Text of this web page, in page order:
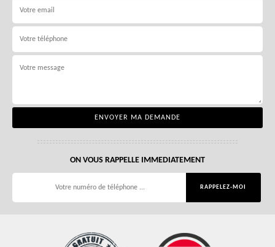
ON VOUS RAPPELLE IMMEDIATEMENT